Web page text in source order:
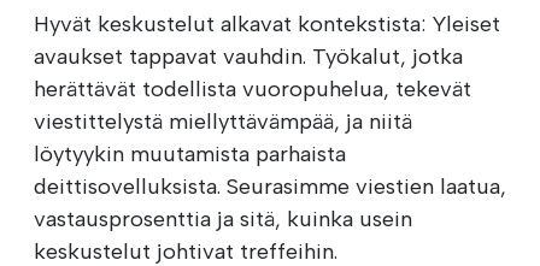
Hyvät keskustelut alkavat kontekstista: Yleiset
avaukset tappavat vauhdin. Työkalut, jotka
herättävät todellista vuoropuhelua, tekevät
viestittelystä miellyttävämpää, ja niitä
löytyykin muutamista parhaista
deittisovelluksista. Seurasimme viestien laatua,
vastausprosenttia ja sitä, kuinka usein
keskustelut johtivat treffeihin.